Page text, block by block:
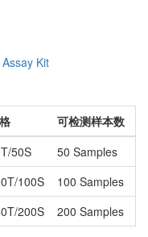
Kit
可检测样本数
50S 50 Samples
100S 100 Samples
200S 200 Samples